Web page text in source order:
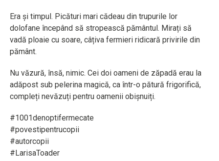
Era și timpul. Picături mari cădeau din trupurile lor
dolofane începând să stropească pământul. Mirați să
vadă ploaie cu soare, câțiva fermieri ridicară privirile din
pământ.
Nu văzură, însă, nimic. Cei doi oameni de zăpadă erau la
adăpost sub pelerina magică, ca într-o pătură frigorifică,
compleți nevăzuți pentru oamenii obișnuiți.
#1001denoptifermecate
#povestipentrucopii
#autorcopii
#LarisaToader